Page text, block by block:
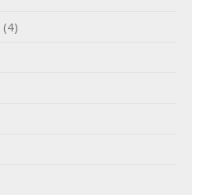
(4)